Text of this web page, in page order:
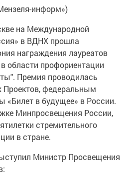
информ»)
на Международной
в ВДНХ прошла
награждения лауреатов
области профориентации
Премия проводилась
федеральным
«Билет в будущее» в России.
Минпросвещения России,
стремительного
в стране.
Министр Просвещения